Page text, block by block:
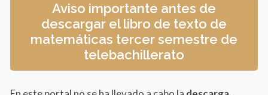
Aviso importante antes de
descargar el libro de texto de
matemáticas tercer semestre de
telebachillerato